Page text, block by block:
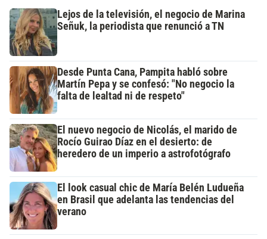
Lejos de la televisión, el negocio de Marina
Señuk, la periodista que renunció a TN
Desde Punta Cana, Pampita habló sobre
Martín Pepa y se confesó: "No negocio la
falta de lealtad ni de respeto"
El nuevo negocio de Nicolás, el marido de
Rocío Guirao Díaz en el desierto: de
heredero de un imperio a astrofotógrafo
El look casual chic de María Belén Ludueña
en Brasil que adelanta las tendencias del
verano